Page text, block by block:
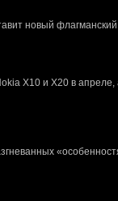
новый
X10 и X20 в